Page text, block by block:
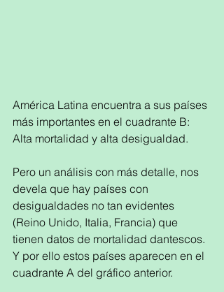
América Latina encuentra a sus países
más importantes en el cuadrante B:
Alta mortalidad y alta desigualdad.
Pero un análisis con más detalle, nos
devela que hay países con
desigualdades no tan evidentes
(Reino Unido, Italia, Francia) que
tienen datos de mortalidad dantescos.
Y por ello estos países aparecen en el
cuadrante A del gráfico anterior.